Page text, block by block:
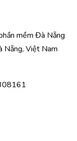
mềm Đà Nẵng
Nẵng, Việt Nam